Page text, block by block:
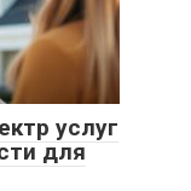
услуг
для